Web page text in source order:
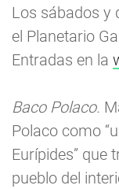
Los sábados y
el Planetario
Entradas en la
Baco Polaco.
Polaco como
Eurípides” que
pueblo del